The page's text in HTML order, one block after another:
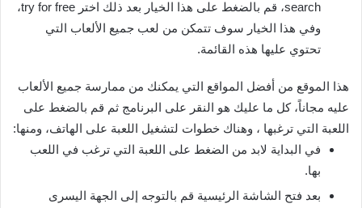
search، قم بالضغط على هذا الخيار بعد ذلك اختر try for free،
وفي هذا الخيار سوف تتمكن من لعب جميع الألعاب التي
تحتوي عليها هذه القائمة.
هذا الموقع من أفضل المواقع التي يمكنك من ممارسة جميع الألعاب
عليه مجاناً، كل ما عليك هو النقر على البرنامج ثم قم بالضغط على
اللعبة التي ترغبها ، وهناك خطوات لتشغيل اللعبة على الهاتف، ومنها:
في البداية لابد من الضغط على اللعبة التي ترغب في اللعب
بها.
بعد فتح الشاشة الرئيسية قم بالتوجه إلى الجهة اليسرى